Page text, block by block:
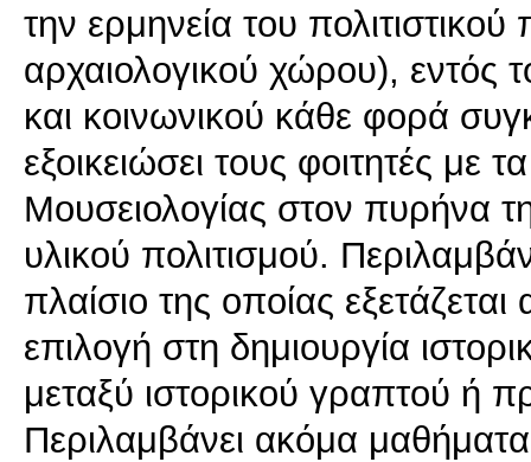
την ερμηνεία του
αρχαιολογικού χώρου), εντός
και κοινωνικού κάθε φορά
εξοικειώσει τους φοιτητές με
Μουσειολογίας στον πυρήνα
υλικού πολιτισμού.
πλαίσιο της οποίας
επιλογή στη δημιουργία
μεταξύ ιστορικού γραπτού ή
Περιλαμβάνει ακόμα